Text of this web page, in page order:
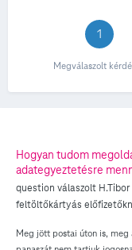
1
Megválaszolt
Hogyan tudom
adategyeztetésre
question válaszolt H.Tibor
feltöltőkártyás
Meg jött postai úton is,